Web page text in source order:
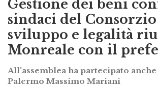
Gestione dei beni
sindaci del Consorzio
sviluppo e legalità
Monreale con il
All'assemblea ha partecipato
Palermo Massimo Mariani